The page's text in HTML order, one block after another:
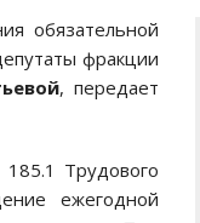
обязательной
фракции
, передает
185.1 Трудового
ежегодной